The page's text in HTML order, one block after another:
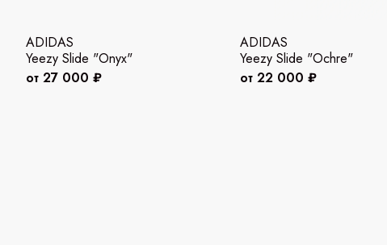
ADIDAS
Yeezy Slide "Onyx"
от 27 000 ₽
ADIDAS
Yeezy Slide "Ochre"
от 22 000 ₽